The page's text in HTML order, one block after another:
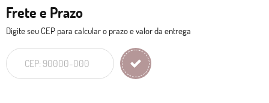
Frete e Prazo
Digite seu CEP para calcular o prazo e valor da entrega